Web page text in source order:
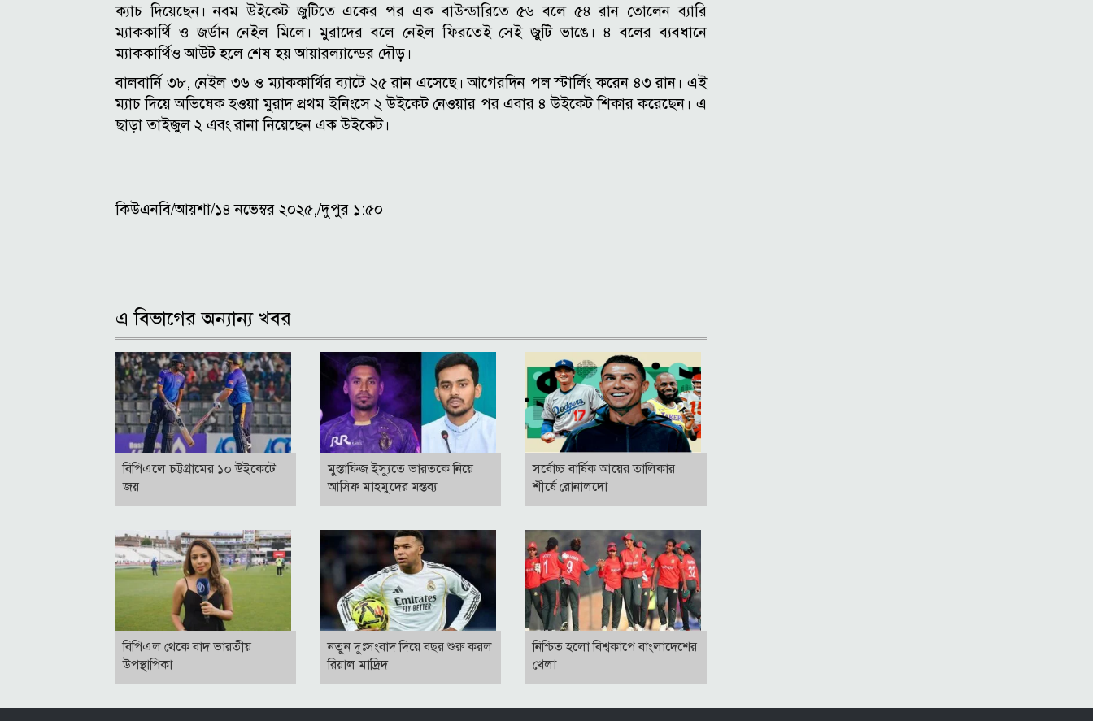
ক্যাচ দিয়েছেন। নবম উইকেট জুটিতে একের পর এক বাউন্ডারিতে ৫৬ বলে ৫৪ রান তোলেন ব্যারি
ম্যাককার্থি ও জর্ডান নেইল মিলে। মুরাদের বলে নেইল ফিরতেই সেই জুটি ভাঙে। ৪ বলের ব্যবধানে
ম্যাককার্থিও আউট হলে শেষ হয় আয়ারল্যান্ডের দৌড়।
বালবার্নি ৩৮, নেইল ৩৬ ও ম্যাককার্থির ব্যাটে ২৫ রান এসেছে। আগেরদিন পল স্টার্লিং করেন ৪৩ রান। এই
ম্যাচ দিয়ে অভিষেক হওয়া মুরাদ প্রথম ইনিংসে ২ উইকেট নেওয়ার পর এবার ৪ উইকেট শিকার করেছেন। এ
ছাড়া তাইজুল ২ এবং রানা নিয়েছেন এক উইকেট।
কিউএনবি/আয়শা/১৪ নভেম্বর ২০২৫,/দুপুর ১:৫০
এ বিভাগের অন্যান্য খবর
বিপিএলে চট্টগ্রামের ১০ উইকেটে
জয়
মুস্তাফিজ ইস্যুতে ভারতকে নিয়ে
আসিফ মাহমুদের মন্তব্য
সর্বোচ্চ বার্ষিক আয়ের তালিকার
শীর্ষে রোনালদো
বিপিএল থেকে বাদ ভারতীয়
উপস্থাপিকা
নতুন দুঃসংবাদ দিয়ে বছর শুরু করল
রিয়াল মাদ্রিদ
নিশ্চিত হলো বিশ্বকাপে বাংলাদেশের
খেলা